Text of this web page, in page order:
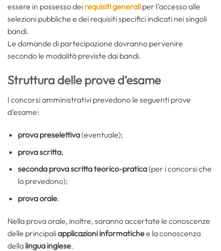
essere in possesso dei requisiti generali per l’accesso alle
selezioni pubbliche e dei requisiti specifici indicati nei singoli
bandi.
Le domande di partecipazione dovranno pervenire
secondo le modalità previste dai bandi.
Struttura delle prove d’esame
I concorsi amministrativi prevedono le seguenti prove
d’esame:
prova preselettiva(eventuale);
prova scritta;
seconda prova scritta teorico-pratica(per i concorsi che
la prevedono);
prova orale.
Nella prova orale, inoltre, saranno accertate le conoscenze
delle principaliapplicazioni informatichee la conoscenza
della lingua inglese.